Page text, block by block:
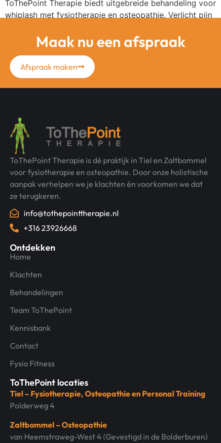
ToThePoint Therapie biedt uitgebreide behandeling voor
whiplash met fysiotherapie en osteopathie. Verlicht pijn
Maak nu een afspraak
Afspraak maken
ToThePoint Therapie is dé praktijk in Tiel en Zaltbommel
voor fysiotherapie en osteopathie. Door onze holistische
aanpak verhelpen we je klachten én voorkomen we dat
ze terugkeren.
info@tothepointtherapie.nl
+316 23926668
Ontdekken
Home
Klachten
Behandelingen
Team ToThePoint
Kennisbank
Contact
Fysio Fitness
ToThePoint locaties
Tiel – Fysiotherapie, Osteopathie en Personal Training
Polderweg 4
Zaltbommel – Osteopathie
van Heemstraweg-West 4 (Gevestigd in de Bolderburen)